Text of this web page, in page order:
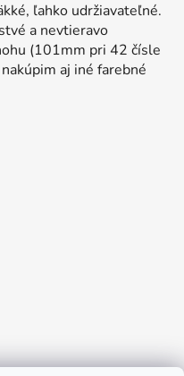
ľahko udržiavateľné.
a nevtieravo
(101mm pri 42 čísle
aj iné farebné